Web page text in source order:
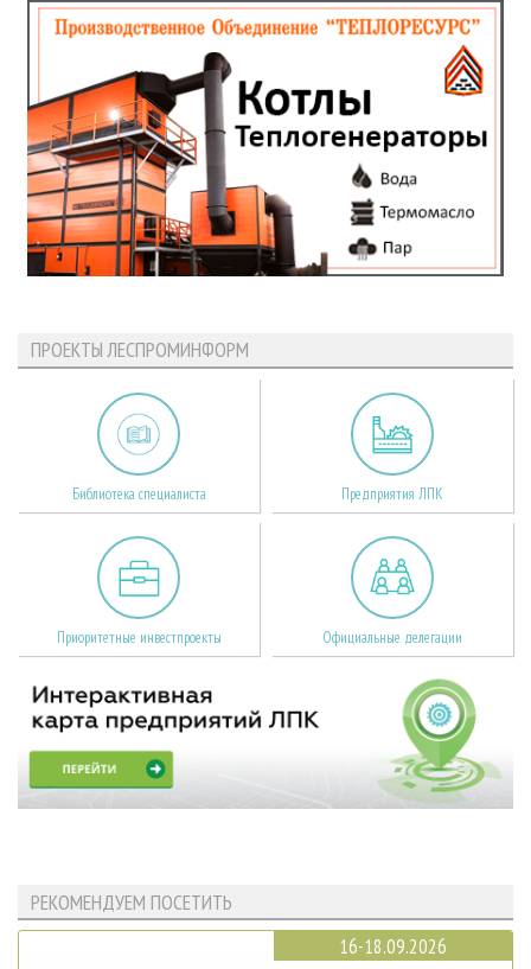
ПРОЕКТЫ ЛЕСПРОМИНФОРМ
Библиотека специалиста Предприятия ЛПК
Приоритетные инвестпроекты Официальные делегации
РЕКОМЕНДУЕМ ПОСЕТИТЬ
16-18.09.2026